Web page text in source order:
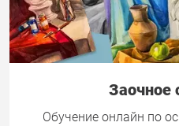
Заочное
Обучение онлайн по